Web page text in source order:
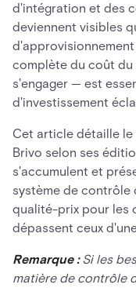
d'intégration et des
deviennent visibles
complète du coût
s'engager — est
d'investissement
Cet article détaille
Brivo selon ses
s'accumulent et
système de
qualité-prix pour les
dépassent ceux
Remarque :Si les
matière de contrôle